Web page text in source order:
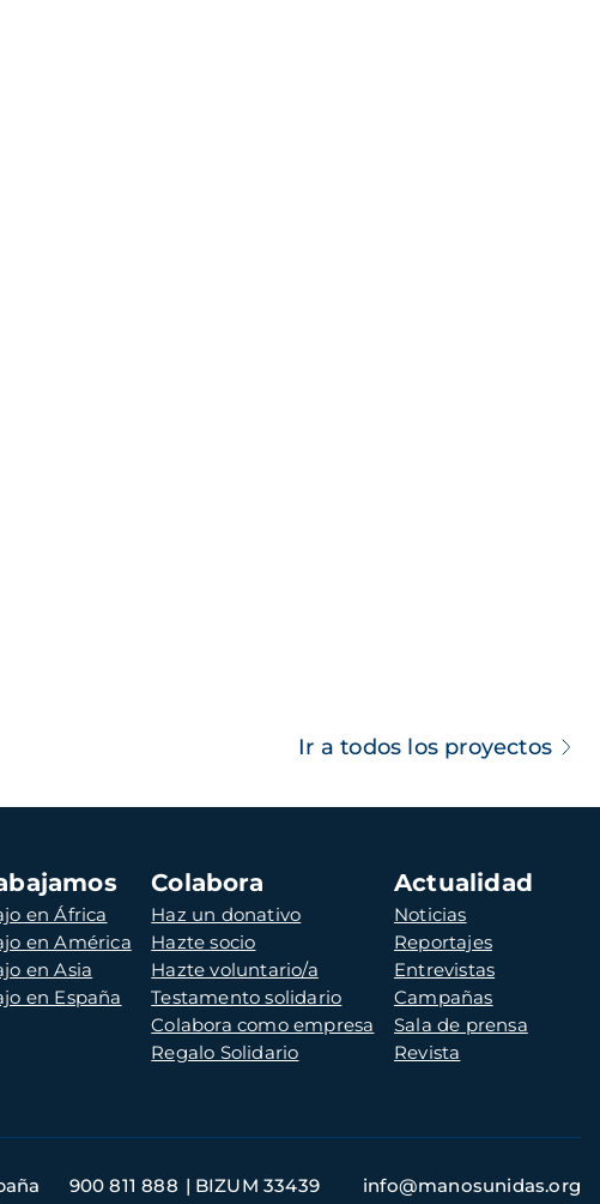
Ir a todos los proyectos
en África
en América
en Asia
en España
Colabora
Haz un donativo
Hazte socio
Hazte voluntario/a
Testamento solidario
Colabora como empresa
Regalo Solidario
Actualidad
Noticias
Reportajes
Entrevistas
Campañas
Sala de prensa
Revista
900 811 888 BIZUM 33439 info@manosunidas.org